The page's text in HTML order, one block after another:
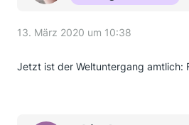
13. März 2020 um 10:38
Jetzt ist der Weltuntergang amtlich: